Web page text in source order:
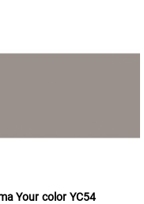
Your color YC54